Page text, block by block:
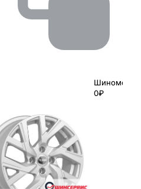
Шиномонтаж
0₽